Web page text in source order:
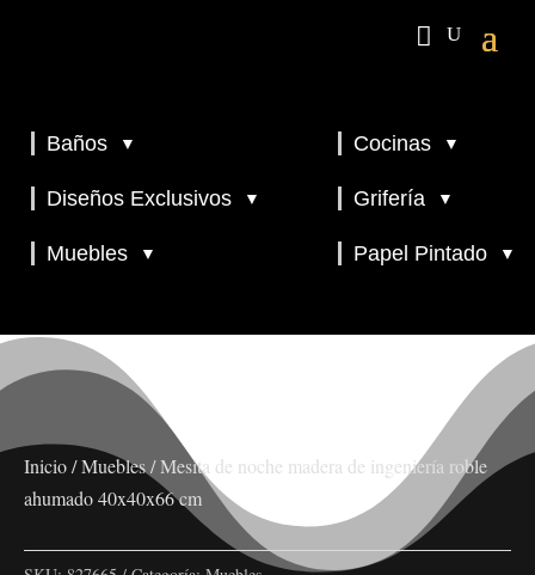
Baños ▼ Cocinas ▼
Diseños Exclusivos ▼ Grifería ▼
Muebles ▼ Papel Pintado ▼
Inicio/Muebles/ Mesita de noche madera de ingeniería roble
ahumado 40x40x66 cm